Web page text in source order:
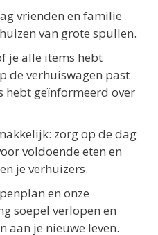
vrienden en familie
van grote spullen.
je alle items hebt
de verhuiswagen past
hebt geïnformeerd over
zorg op de dag
voldoende eten en
je verhuizers.
en onze
soepel verlopen en
aan je nieuwe leven.